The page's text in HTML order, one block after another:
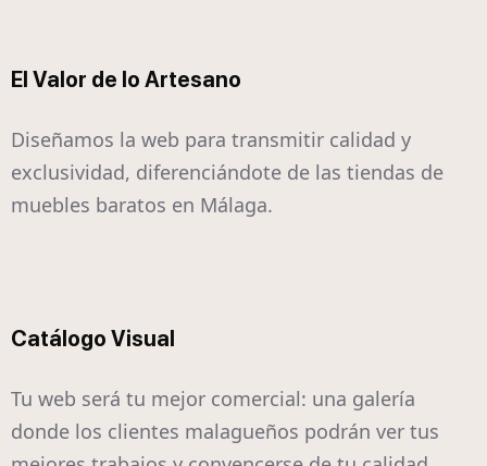
El Valor de lo Artesano
Diseñamos la web para transmitir calidad y
exclusividad, diferenciándote de las tiendas de
muebles baratos en Málaga.
Catálogo Visual
Tu web será tu mejor comercial: una galería
donde los clientes malagueños podrán ver tus